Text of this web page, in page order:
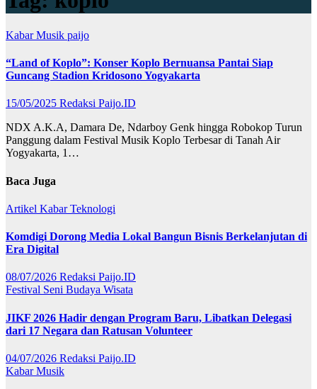
KabarMusik paijo
“Land of Koplo”: Konser Koplo Bernuansa Pantai Siap
Guncang Stadion Kridosono Yogyakarta
15/05/2025 Redaksi Paijo.ID
NDX A.K.A, Damara De, Ndarboy Genk hingga Robokop Turun
Panggung dalam Festival Musik Koplo Terbesar di Tanah Air
Yogyakarta, 1…
Baca Juga
Artikel KabarTeknologi
Komdigi Dorong Media Lokal Bangun Bisnis Berkelanjutan di
Era Digital
08/07/2026 Redaksi Paijo.ID
Festival Seni Budaya Wisata
JIKF 2026 Hadir dengan Program Baru, Libatkan Delegasi
dari 17 Negara dan Ratusan Volunteer
04/07/2026 Redaksi Paijo.ID
KabarMusik